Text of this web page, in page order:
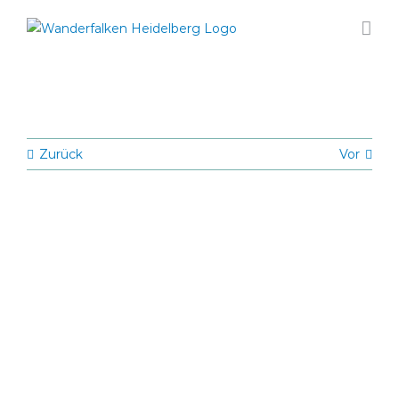
Inhalt
Zurück Vor